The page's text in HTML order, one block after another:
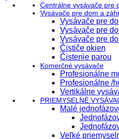
Centrálne vysávače pre
Vysávače pre dom a
Vysávače pre
Vysávače pre
Vysávače pre
Čističe okien
Čistenie parou
Komerčné vysávače
Profesionálne
Profesionálne /
Vertikálne
PRIEMYSELNÉ
Malé
Veľké